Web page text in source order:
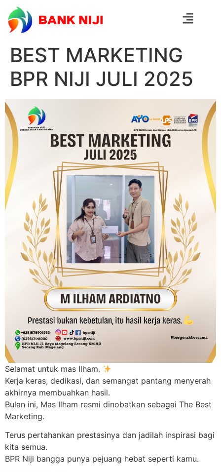
BEST MARKETING
BPR NIJI JULI 2025
Selamat untuk mas Ilham.
Kerja keras, dedikasi, dan semangat pantang menyerah
akhirnya membuahkan hasil.
Bulan ini, Mas Ilham resmi dinobatkan sebagai The Best
Marketing.
Terus pertahankan prestasinya dan jadilah inspirasi bagi
kita semua.
BPR Niji bangga punya pejuang hebat seperti kamu.